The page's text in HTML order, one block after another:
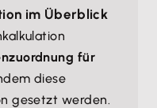
im Überblick
für
diese
gesetzt werden.